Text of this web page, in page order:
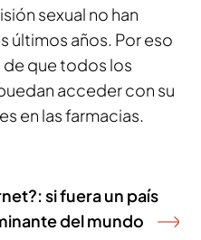
sexual no han
últimos años. Por eso
de que todos los
acceder con su
en las farmacias.
si fuera un país
del mundo